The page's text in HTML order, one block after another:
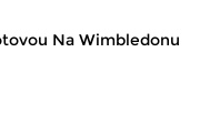
Na Wimbledonu